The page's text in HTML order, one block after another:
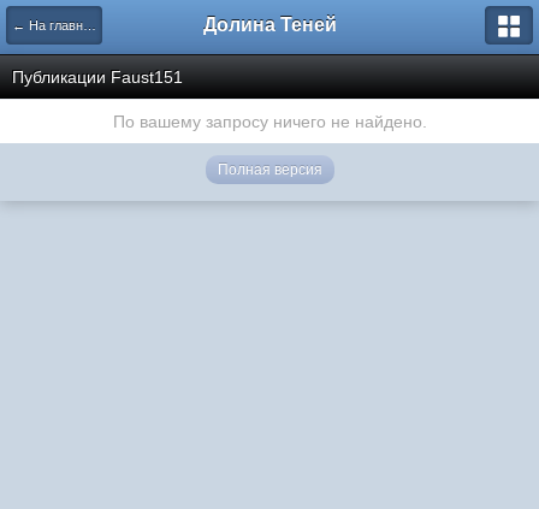
← На главную Долина Теней
Публикации Faust151
По вашему запросу ничего не найдено.
Полная версия